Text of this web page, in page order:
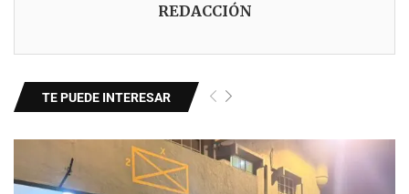
REDACCIÓN
TE PUEDE INTERESAR